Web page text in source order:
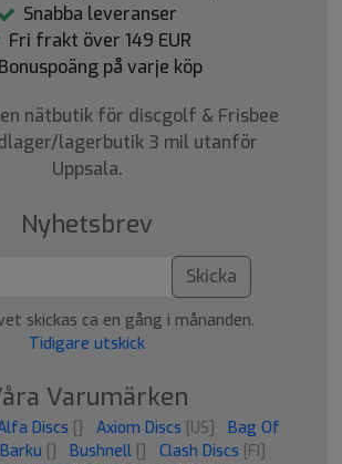
Snabba leveranser
Fri frakt över 149 EUR
Bonuspoäng på varje köp
nätbutik för discgolf & Frisbee
lagerbutik 3 mil utanför
Uppsala.
Nyhetsbrev
Skicka
skickas ca en gång i månanden.
Tidigare utskick
Varumärken
Discs [] Axiom Discs [US]
Bag Of
Barku [] Bushnell [] Clash Discs [FI]